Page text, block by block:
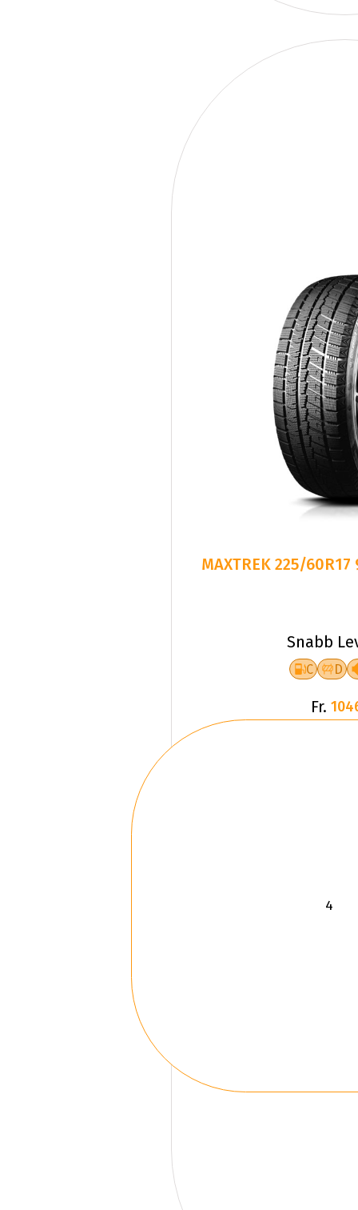
MAXTREK 225/60R17
Snabb
C D
Fr.